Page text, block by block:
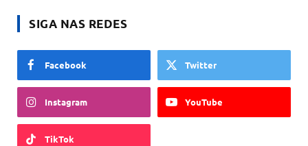
SIGA NAS REDES
Facebook Twitter
Instagram YouTube
TikTok